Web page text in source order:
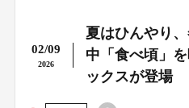
02/09
2026
夏はひんやり
中「食べ頃」
ックスが登場